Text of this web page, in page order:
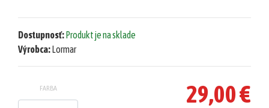
Vianočné
šaty
Vianočné
Blúzky,
Dostupnosť:Produkt je na sklade
Výrobca:Lormar
29,00 €
FARBA